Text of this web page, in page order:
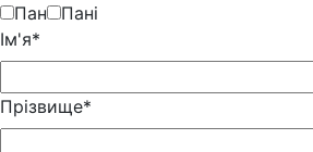
Пан
Пані
Iм'я*
Прізвище*